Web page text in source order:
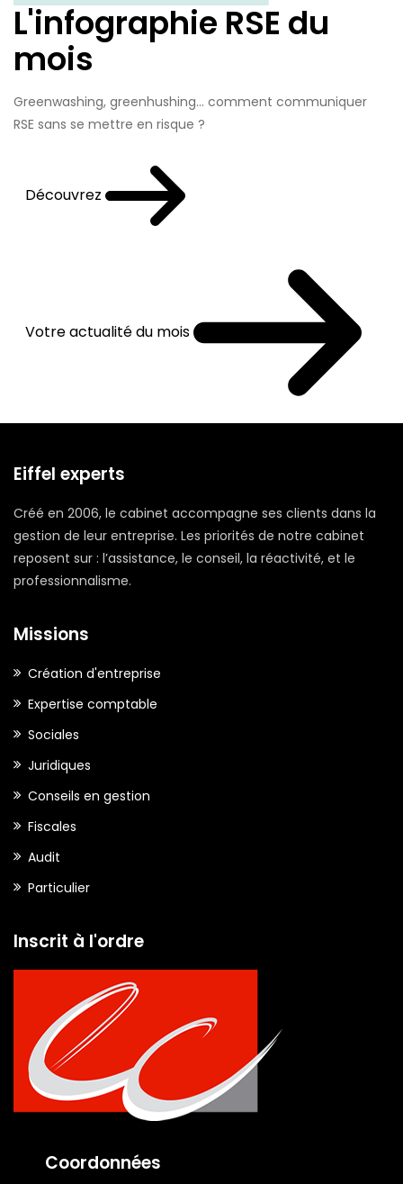
L'infographie RSE du
mois
Greenwashing, greenhushing… comment communiquer
RSE sans se mettre en risque ?
Découvrez
Votre actualité du mois
Eiffel experts
Créé en 2006, le cabinet accompagne ses clients dans la
gestion de leur entreprise. Les priorités de notre cabinet
reposent sur : l’assistance, le conseil, la réactivité, et le
professionnalisme.
Missions
Création d'entreprise
Expertise comptable
Sociales
Juridiques
Conseils en gestion
Fiscales
Audit
Particulier
Inscrit à l'ordre
Coordonnées